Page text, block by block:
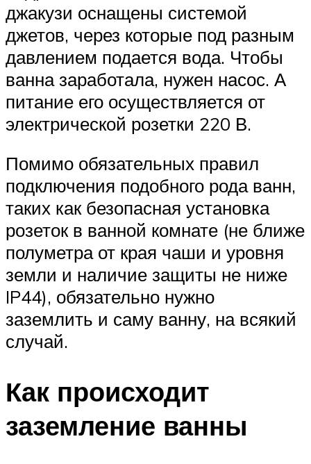
джакузи оснащены системой
джетов, через которые под разным
давлением подается вода. Чтобы
ванна заработала, нужен насос. А
питание его осуществляется от
электрической розетки 220 В.
Помимо обязательных правил
подключения подобного рода ванн,
таких как безопасная установка
розеток в ванной комнате (не ближе
полуметра от края чаши и уровня
земли и наличие защиты не ниже
IP44), обязательно нужно
заземлить и саму ванну, на всякий
случай.
Как происходит
заземление ванны